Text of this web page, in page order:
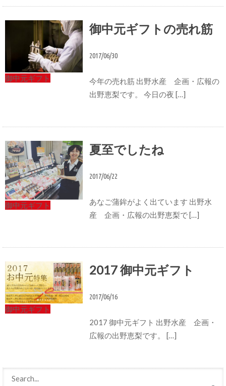
御中元ギフト
御中元ギフトの売れ筋
2017/06/30
今年の売れ筋 出野水産 企画・広報の
出野恵梨です。 今日の夜 […]
御中元ギフト
夏至でしたね
2017/06/22
あなご蒲鉾がよく出ています 出野水
産 企画・広報の出野恵梨で […]
御中元ギフト
2017 御中元ギフト
2017/06/16
2017 御中元ギフト 出野水産 企画・
広報の出野恵梨です。 […]